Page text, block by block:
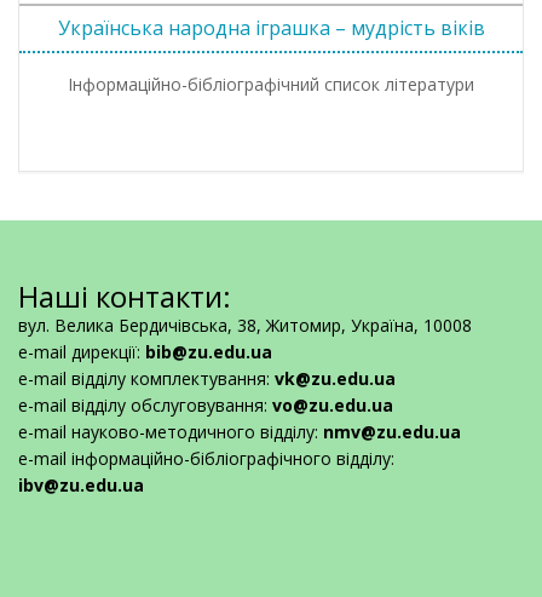
Українська народна іграшка – мудрість віків
Інформаційно-бібліографічний список літератури
Наші контакти:
вул. Велика Бердичівська, 38, Житомир, Україна, 10008
e-mail дирекції: bib@zu.edu.ua
e-mail відділу комплектування: vk@zu.edu.ua
e-mail відділу обслуговування: vo@zu.edu.ua
e-mail науково-методичного відділу: nmv@zu.edu.ua
e-mail інформаційно-бібліографічного відділу:
ibv@zu.edu.ua